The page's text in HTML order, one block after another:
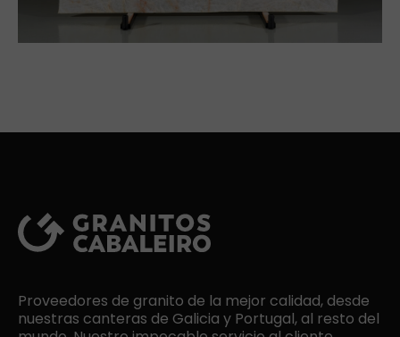
Proveedores de granito de la mejor calidad, desde
nuestras canteras de Galicia y Portugal, al resto del